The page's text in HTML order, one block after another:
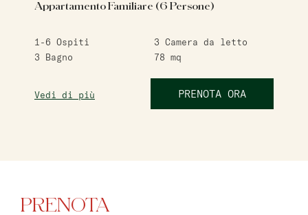
Appartamento Familiare (6 Persone)
1-6 Ospiti 3 Camera da letto
3 Bagno 78 mq
Vedi di più PRENOTA ORA
PRENOTA